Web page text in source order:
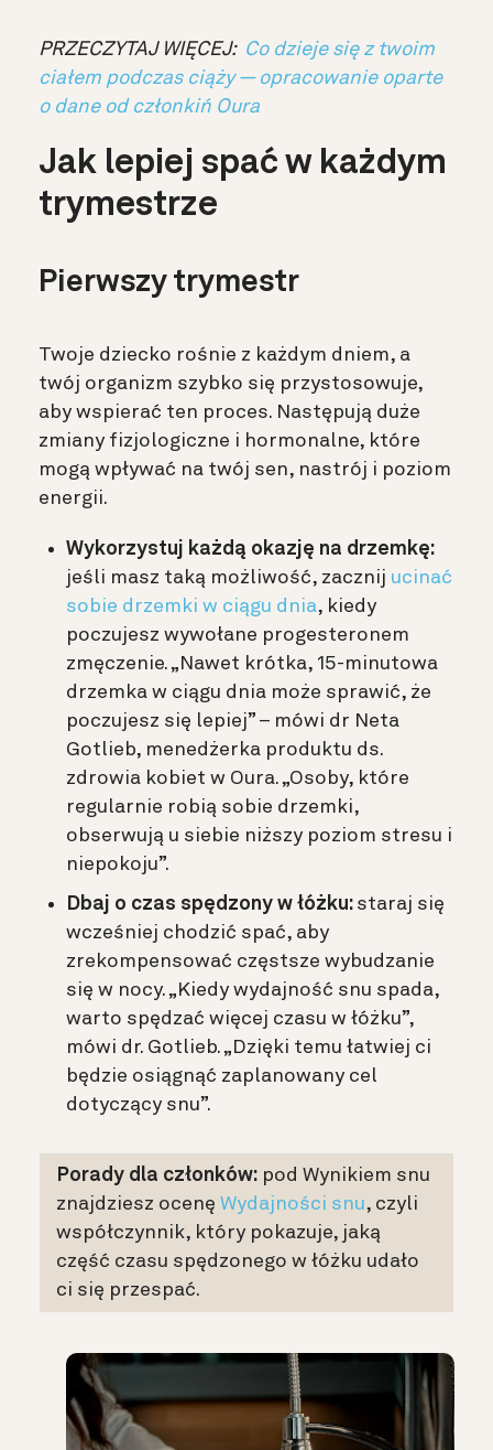
PRZECZYTAJ WIĘCEJ: Co dzieje się z twoim
ciałem podczas ciąży — opracowanie oparte
o dane od członkiń Oura
Jak lepiej spać w każdym
trymestrze
Pierwszy trymestr
Twoje dziecko rośnie z każdym dniem, a
twój organizm szybko się przystosowuje,
aby wspierać ten proces. Następują duże
zmiany fizjologiczne i hormonalne, które
mogą wpływać na twój sen, nastrój i poziom
energii.
Wykorzystuj każdą okazję na drzemkę:
jeśli masz taką możliwość, zacznij ucinać
sobie drzemki w ciągu dnia, kiedy
poczujesz wywołane progesteronem
zmęczenie. „Nawet krótka, 15-minutowa
drzemka w ciągu dnia może sprawić, że
poczujesz się lepiej” – mówi dr Neta
Gotlieb, menedżerka produktu ds.
zdrowia kobiet w Oura. „Osoby, które
regularnie robią sobie drzemki,
obserwują u siebie niższy poziom stresu i
niepokoju”.
Dbaj o czas spędzony w łóżku: staraj się
wcześniej chodzić spać, aby
zrekompensować częstsze wybudzanie
się w nocy. „Kiedy wydajność snu spada,
warto spędzać więcej czasu w łóżku”,
mówi dr. Gotlieb. „Dzięki temu łatwiej ci
będzie osiągnąć zaplanowany cel
dotyczący snu”.
Porady dla członków: pod Wynikiem snu
znajdziesz ocenę Wydajności snu, czyli
współczynnik, który pokazuje, jaką
część czasu spędzonego w łóżku udało
ci się przespać.